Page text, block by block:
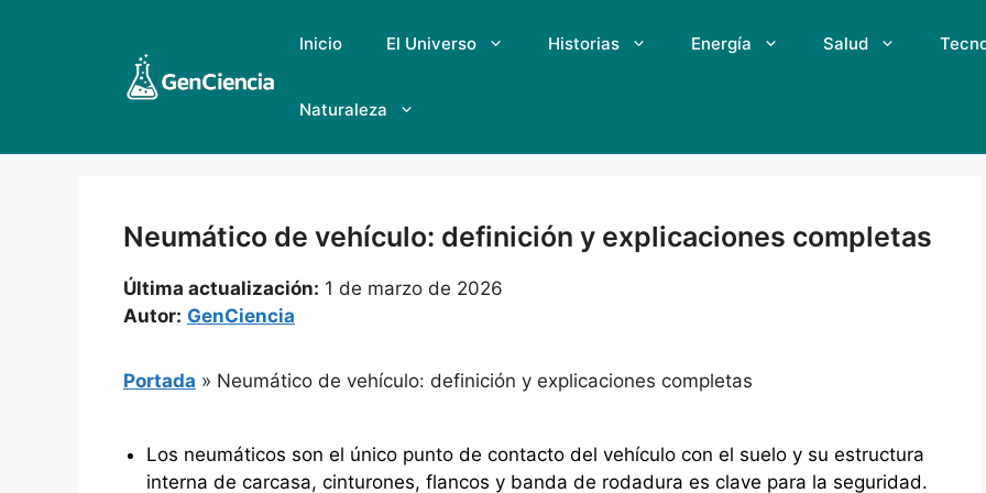
Inicio El Universo Historias Energía Salud
Naturaleza
Neumático de vehículo: definición y explicaciones completas
Última actualización: 1 de marzo de 2026
Autor: GenCiencia
Portada » Neumático de vehículo: definición y explicaciones completas
Los neumáticos son el único punto de contacto del vehículo con el suelo y su estructura
interna de carcasa, cinturones, flancos y banda de rodadura es clave para la seguridad.